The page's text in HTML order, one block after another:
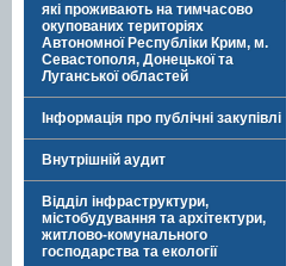
які проживають на тимчасово
окупованих територіях
Автономної Республіки Крим, м.
Севастополя, Донецької та
Луганської областей
Інформація про публічні закупівлі
Внутрішній аудит
Відділ інфраструктури,
містобудування та архітектури,
житлово-комунального
господарства та екології